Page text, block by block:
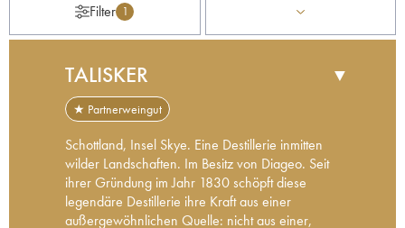
Filter 1
TALISKER ▼
★ Partnerweingut
Schottland, Insel Skye. Eine Destillerie inmitten
wilder Landschaften. Im Besitz von Diageo. Seit
ihrer Gründung im Jahr 1830 schöpft diese
legendäre Destillerie ihre Kraft aus einer
außergewöhnlichen Quelle: nicht aus einer,